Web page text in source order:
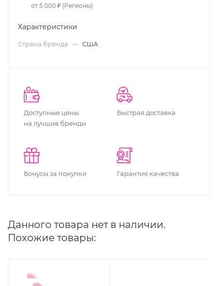
от 5 000 ₽ (Регионы)
Характеристики
Страна бренда — США
Доступные цены
на лучшие бренды
Быстрая доставка
Бонусы за покупки Гарантия качества
Данного товара нет в наличии.
Похожие товары: